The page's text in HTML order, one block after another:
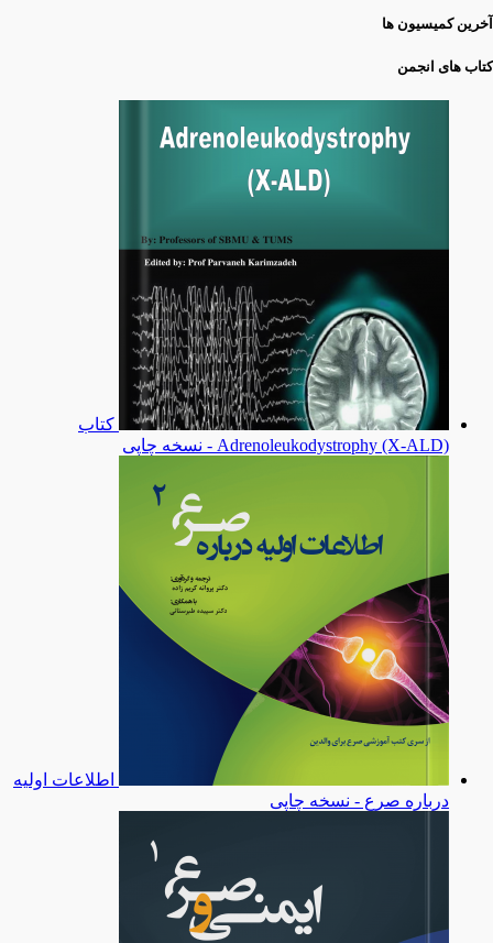
آخرین کمیسیون ها
کتاب های انجمن
کتاب
Adrenoleukodystrophy (X-ALD) - نسخه چاپی
اطلاعات اولیه
درباره صرع - نسخه چاپی